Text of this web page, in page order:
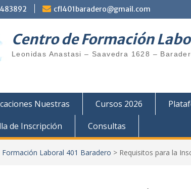
cfl401baradero@gmail.com
Centro de Formación
Leonidas Anastasi – Saavedra 1628 –
Nuestras Cursos 2026
de Inscripción
Consultas
Laboral 401 Baradero > Requisitos para la